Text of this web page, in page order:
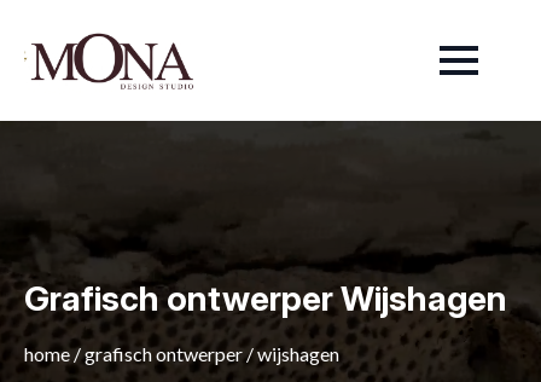
Grafisch ontwerper Wijshagen
home/grafisch ontwerper/wijshagen